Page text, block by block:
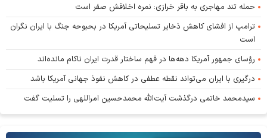
حمله تند مهاجری به باقر خرازی: نمره اخلاقش صفر است
ترامپ از افشای کاهش ذخایر تسلیحاتی آمریکا در بحبوحه جنگ با ایران نگران
است
رؤسای جمهور آمریکا دهه‌ها در فهم ساختار قدرت ایران ناکام مانده‌اند
درگیری با ایران می‌تواند نقطه عطفی در کاهش نفوذ جهانی آمریکا باشد
سیدمحمد خاتمی درگذشت آیت‌الله محمدحسین امراللهی را تسلیت گفت